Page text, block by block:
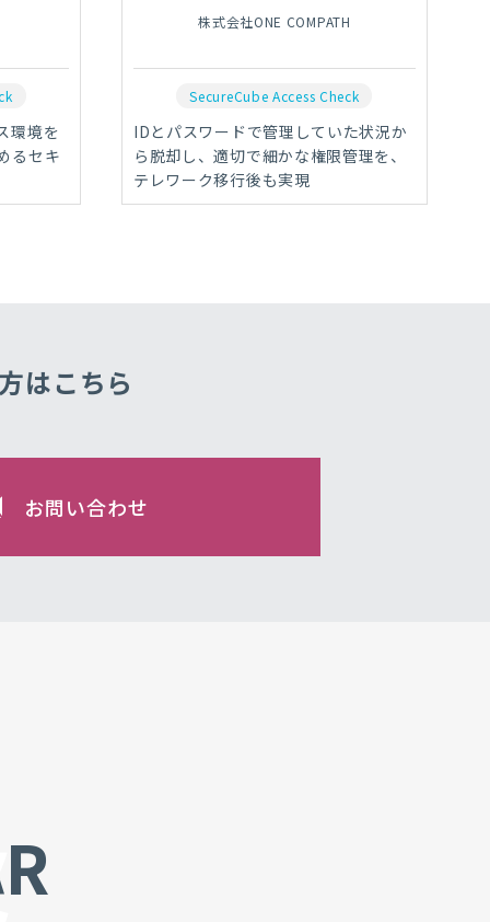
環境を
るセキ
株式会社ONE COMPATH
SecureCube Access Check
IDとパスワードで管理していた状況か
ら脱却し、適切で細かな権限管理を、
テレワーク移行後も実現
はこちら
お問い合わせ